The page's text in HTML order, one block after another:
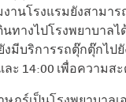
านโรงแรมยังสามาร
นทางไปโรงพยาบาลไ
มีบริการรถตุ๊กตุ๊กไป
ละ 14:00 เพื่อความส